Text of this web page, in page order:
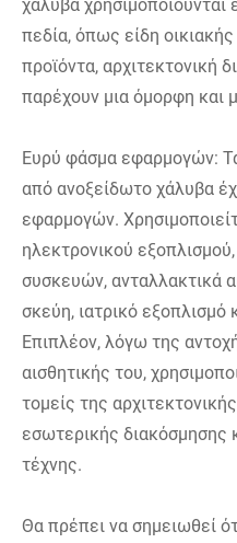
χάλυβα
πεδία, όπως είδη
προϊόντα, αρχιτεκτονική
παρέχουν μια όμορφη και
Ευρύ φάσμα εφαρμογών:
από ανοξείδωτο χάλυβα
εφαρμογών.
ηλεκτρονικού
συσκευών, ανταλλακτικά
σκεύη, ιατρικό εξοπλισμό
Επιπλέον, λόγω της
αισθητικής του,
τομείς της
εσωτερικής
τέχνης.
Θα πρέπει να σημειωθεί